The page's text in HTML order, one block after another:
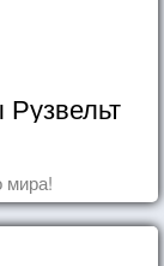
мира!